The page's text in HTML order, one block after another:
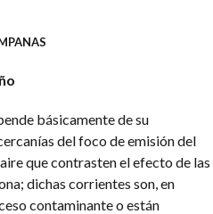
básicamente de su
del foco de emisión del
que contrasten el efecto de las
dichas corrientes son, en
contaminante o están